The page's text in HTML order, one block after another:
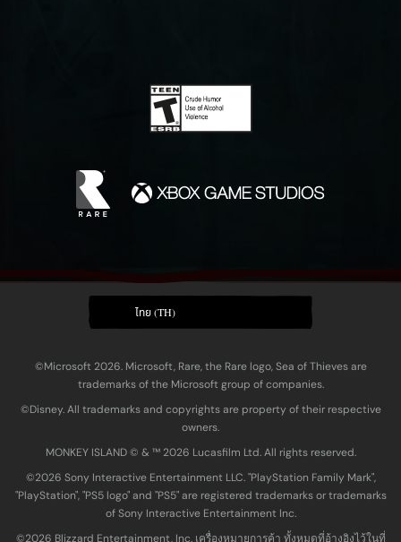
ไทย (TH)
©Microsoft 2026. Microsoft, Rare, the Rare logo, Sea of Thieves are
trademarks of the Microsoft group of companies.
©Disney. All trademarks and copyrights are property of their respective
owners.
MONKEY ISLAND © & ™ 20‍26 Lucasfilm Ltd. All rights reserved.
©2026 Sony Interactive Entertainment LLC. "PlayStation Family Mark",
"PlayStation", "PS5 logo" and "PS5" are registered trademarks or trademarks
of Sony Interactive Entertainment Inc.
©2026 Blizzard Entertainment, Inc. เครื่องหมายการค้า ทั้งหมดที่อ้างอิงไว้ในที่